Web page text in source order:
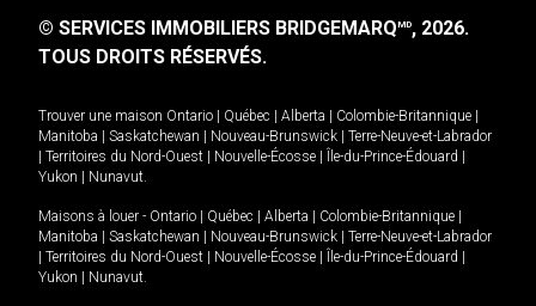
© SERVICES IMMOBILIERS BRIDGEMARQMD, 2026.
TOUS DROITS RÉSERVÉS.
Trouver une maison Ontario Québec Alberta Colombie-Britannique
Manitoba
Saskatchewan Nouveau-Brunswick
Terre-Neuve-et-Labrador
Territoires du Nord-Ouest Nouvelle-Écosse Île-du-Prince-Édouard
Yukon
Nunavut.
Maisons à louer - Ontario Québec Alberta Colombie-Britannique
Manitoba
Saskatchewan Nouveau-Brunswick
Terre-Neuve-et-Labrador
Territoires du Nord-Ouest Nouvelle-Écosse Île-du-Prince-Édouard
Yukon
Nunavut.